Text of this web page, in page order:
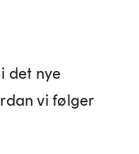
det nye
vi følger